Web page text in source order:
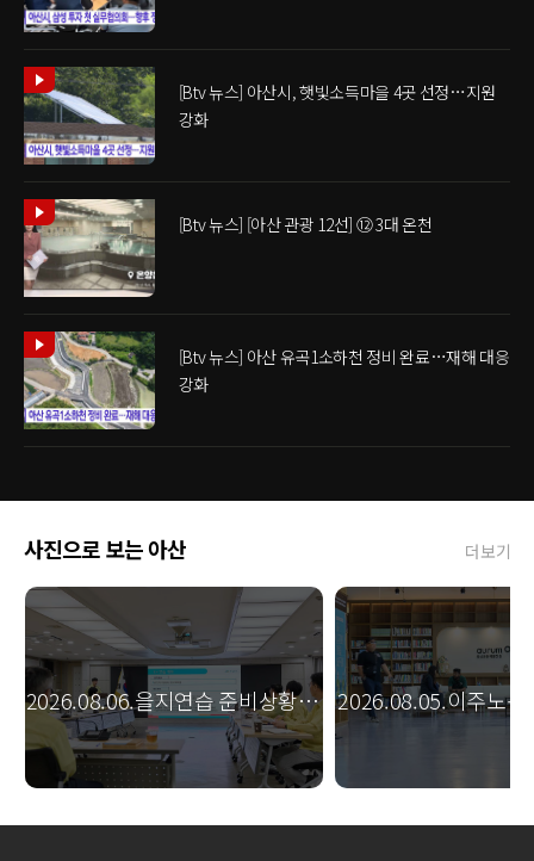
[Btv 뉴스] 아산시, 햇빛소득마을 4곳 선정…지원
강화
[Btv 뉴스] [아산 관광 12선] ⑫ 3대 온천
[Btv 뉴스] 아산 유곡1소하천 정비 완료…재해 대응
강화
사진으로 보는 아산 더보기
2026.08.06.을지연습 준비상황 보
고회(김범수 부시장)
2026.08.05.이주노동
캠페인(김범수